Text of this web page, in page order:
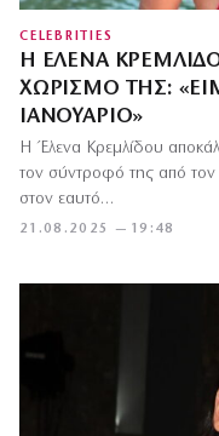
CELEBRITIES
Η ΈΛΕΝΑ
ΧΩΡΙΣΜΌ ΤΗΣ:
ΙΑΝΟΥΆΡΙΟ»
21.08.2025 — 19:48
Η Έλενα Κρεμλίδου
τον σύντροφό της από τον
στον εαυτό…